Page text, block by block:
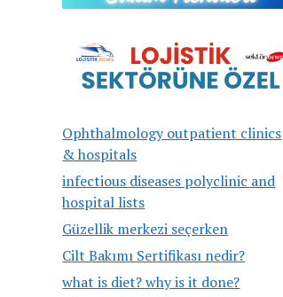
Ophthalmology outpatient clinics
& hospitals
infectious diseases polyclinic and
hospital lists
Güzellik merkezi seçerken
Cilt Bakımı Sertifikası nedir?
what is diet? why is it done?